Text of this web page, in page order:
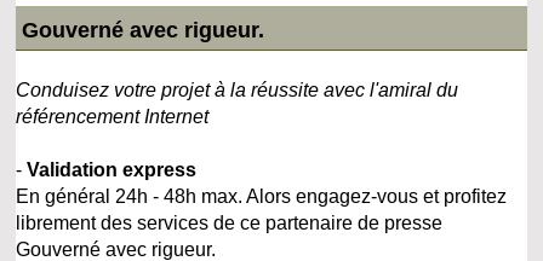
Gouverné avec rigueur.
Conduisez votre projet à la réussite avec l'amiral du
référencement Internet
-Validation express
En général 24h - 48h max. Alors engagez-vous et profitez
librement des services de ce partenaire de presse
Gouverné avec rigueur.